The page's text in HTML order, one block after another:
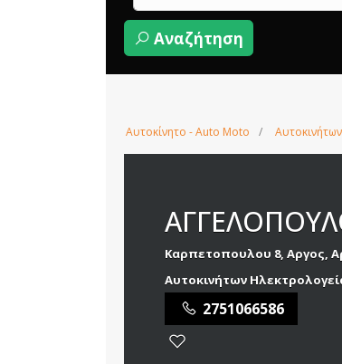
Αναζήτηση
Αυτοκίνητο - Auto Moto
Καρπετοπουλου 8, Αργος,
Αυτοκινήτων
2751066586